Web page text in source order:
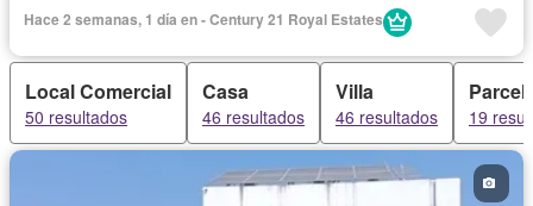
Hace 2 semanas, 1 día en - Century 21 Royal Estates
Local Comercial
50 resultados
Casa
46 resultados
Villa
46 resultados 19